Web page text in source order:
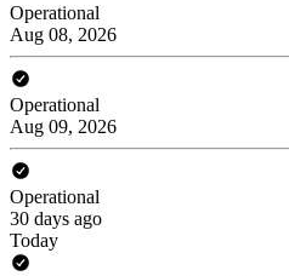
Operational
Aug 08, 2026
Operational
Aug 09, 2026
Operational
30 days ago
Today